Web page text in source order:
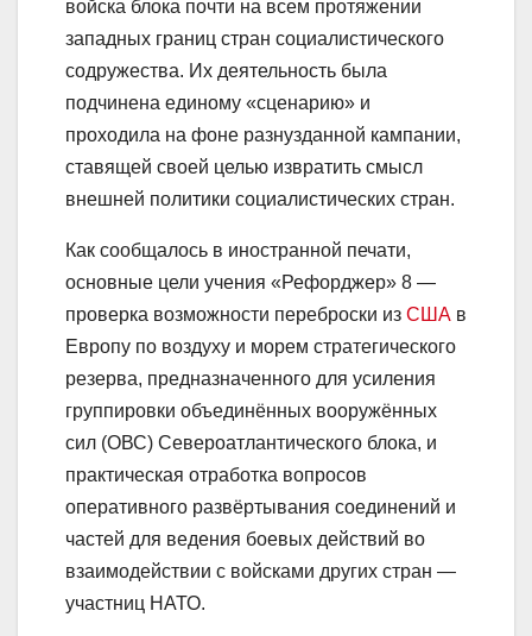
войска блока почти на всем протяжении
западных границ стран социалистического
содружества. Их деятельность была
подчинена единому «сценарию» и
проходила на фоне разнузданной кампании,
ставящей своей целью извратить смысл
внешней политики социалистических стран.
Как сообщалось в иностранной печати,
основные цели учения «Рефорджер» 8 —
проверка возможности переброски из США в
Европу по воздуху и морем стратегического
резерва, предназначенного для усиления
группировки объединённых вооружённых
сил (ОВС) Североатлантического блока, и
практическая отработка вопросов
оперативного развёртывания соединений и
частей для ведения боевых действий во
взаимодействии с войсками других стран —
участниц НАТО.